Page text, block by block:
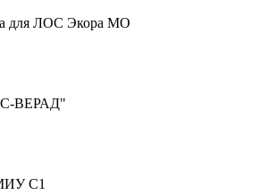
для ЛОС Экора МО
ВЕРАД"
С1